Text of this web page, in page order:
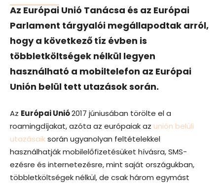
Az Európai Unió Tanácsa és az Európai
Parlament tárgyalói megállapodtak arról,
hogy a következő tíz évben is
többletköltségek nélkül legyen
használható a mobiltelefon az Európai
Unión belül tett utazások során.
Az Európai Unió2017 júniusában törölte el a
roamingdíjakat, azóta az európaiak az unión belüli
utazásaiksorán ugyanolyan feltételekkel
használhatják mobilelőfizetésüket hívásra, SMS-
ezésre és internetezésre, mint saját országukban,
többletköltségek nélkül, de csak három egymást